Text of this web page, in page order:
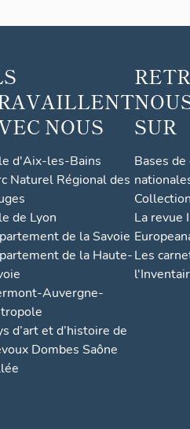
NOUS
d'Aix-les-Bains
Naturel Régional des
de Lyon
de la Savoie
de la Haute-
Auvergne-
d’art et d’histoire de
Dombes Saône
SUR
Bases
La revue
Les